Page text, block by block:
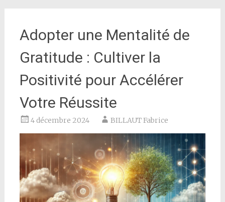
Adopter une Mentalité de
Gratitude : Cultiver la
Positivité pour Accélérer
Votre Réussite
4 décembre 2024 BILLAUT Fabrice